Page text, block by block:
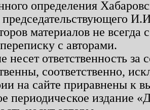
определения
председательствующего
материалов не
с авторами.
несет ответственность
соответственно,
на сайте приравнены к
периодическое издание